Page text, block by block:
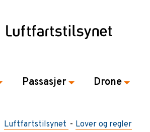
Passasjer Drone
Luftfartstilsynet Lover og regler